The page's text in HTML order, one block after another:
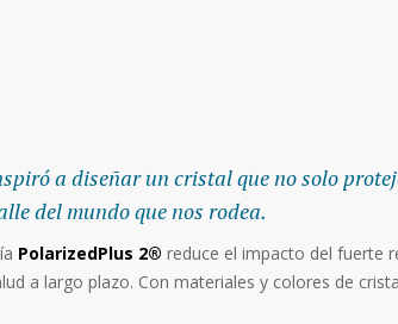
a diseñar un cristal que no solo
del mundo que nos rodea.
PolarizedPlus 2® reduce el impacto del fuerte
a largo plazo. Con materiales y colores de